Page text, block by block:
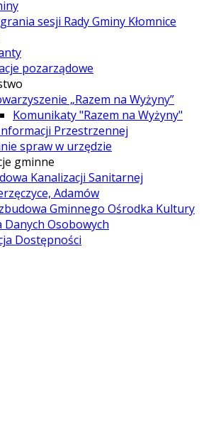
sesji Rady Gminy Kłomnice
pozarządowe
„Razem na Wyżyny”
Komunikaty "Razem na Wyżyny"
Przestrzennej
spraw w urzędzie
gminne
Kanalizacji Sanitarnej
Adamów
Gminnego Ośrodka Kultury
Danych Osobowych
Dostępności